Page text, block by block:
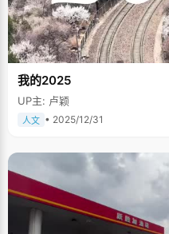
我的2025
UP主: 卢颖
人文 • 2025/12/31